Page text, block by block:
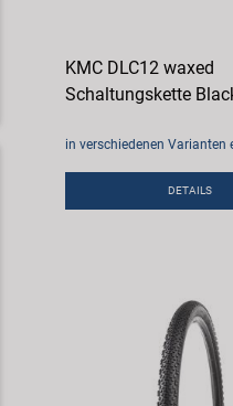
KMC DLC12 waxed
Schaltungskette
in verschiedenen Varianten
DETAILS